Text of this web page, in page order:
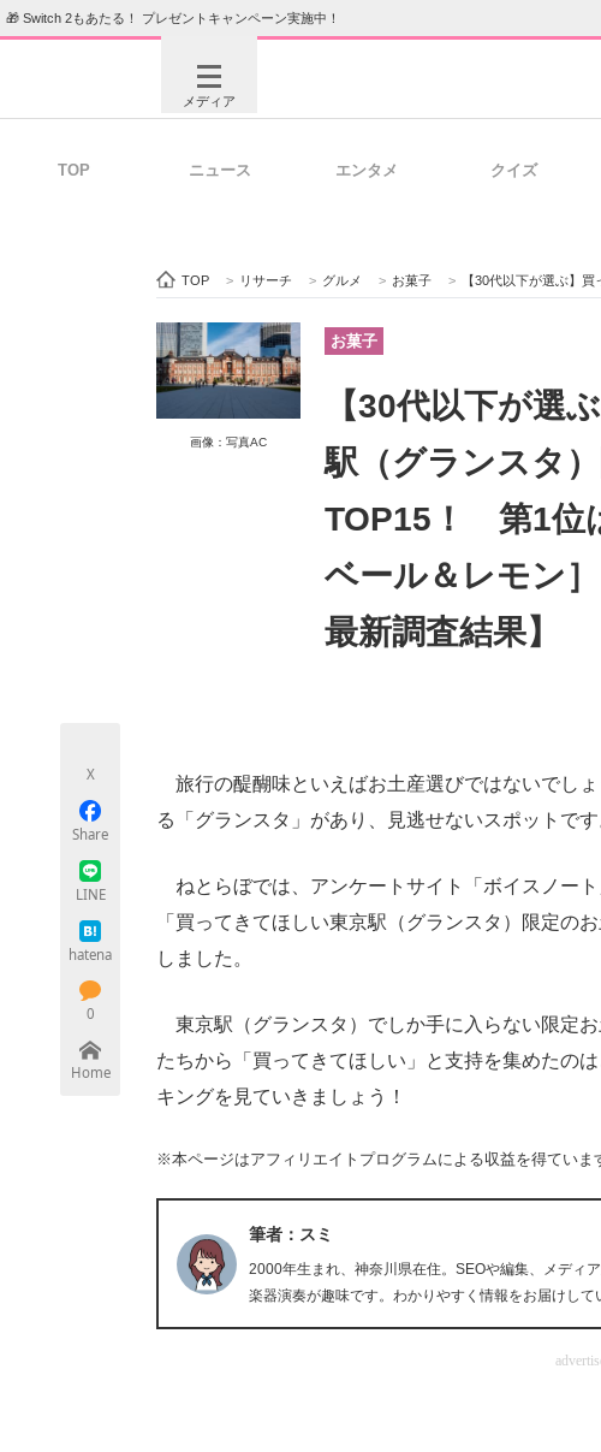
🎁 Switch 2もあたる！ プレゼントキャンペーン実施中！
メディア
ビジネスと働き方のヒント
ITエンジニア向け専門サイト
TOP ニュース エンタメ クイズ
TOP > リサーチ > グルメ > お菓子 > 【30代以下が選ぶ】買ってきてほしい「東京
画像：写真AC
お菓子
【30代以下が選
駅（グランスタ
TOP15！ 第1位
ベール＆レモン
最新調査結果】
X
Share
LINE
hatena
0
Home
旅行の醍醐味といえばお土産選びではないでし
る「グランスタ」があり、見逃せないスポットです
ねとらぼでは、アンケートサイト「ボイスノー
「買ってきてほしい東京駅（グランスタ）限定の
しました。
東京駅（グランスタ）でしか手に入らない限定
たちから「買ってきてほしい」と支持を集めたの
キングを見ていきましょう！
※本ページはアフィリエイトプログラムによる収益を得ていま
筆者：スミ
2000年生まれ、神奈川県在住。SEOや編集、メディ
楽器演奏が趣味です。わかりやすく情報をお届けして